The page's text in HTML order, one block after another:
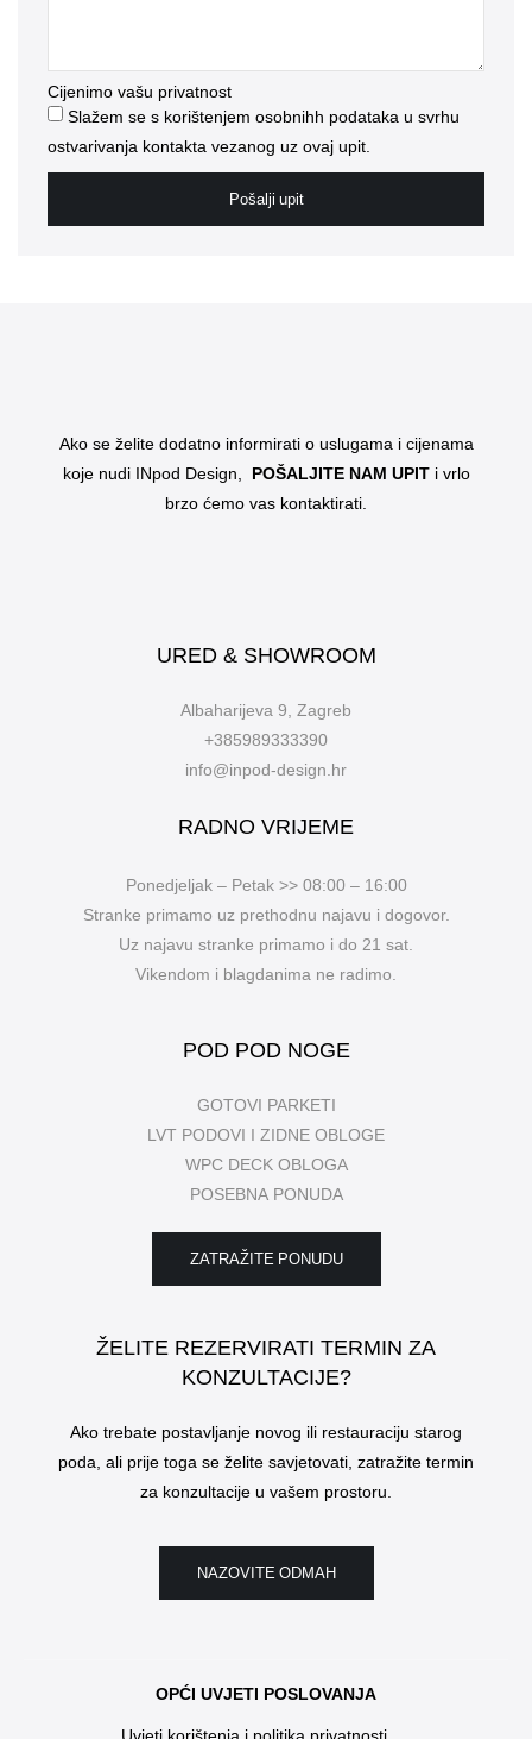
Cijenimo vašu privatnost
Slažem se s korištenjem osobnihh podataka u svrhu
ostvarivanja kontakta vezanog uz ovaj upit.
Pošalji upit
Ako se želite dodatno informirati o uslugama i cijenama
koje nudi INpod Design, POŠALJITE NAM UPITi vrlo
brzo ćemo vas kontaktirati.
URED & SHOWROOM
Albaharijeva 9, Zagreb
+385989333390
info@inpod-design.hr
RADNO VRIJEME
Ponedjeljak – Petak >> 08:00 – 16:00
Stranke primamo uz prethodnu najavu i dogovor.
Uz najavu stranke primamo i do 21 sat.
Vikendom i blagdanima ne radimo.
POD POD NOGE
GOTOVI PARKETI
LVT PODOVI I ZIDNE OBLOGE
WPC DECK OBLOGA
POSEBNA PONUDA
ZATRAŽITE PONUDU
ŽELITE REZERVIRATI TERMIN ZA
KONZULTACIJE?
Ako trebate postavljanje novog ili restauraciju starog
poda, ali prije toga se želite savjetovati, zatražite termin
za konzultacije u vašem prostoru.
NAZOVITE ODMAH
OPĆI UVJETI POSLOVANJA